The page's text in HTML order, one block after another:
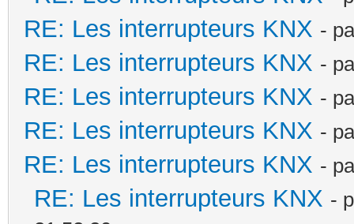
RE: Les interrupteurs KNX -
RE: Les interrupteurs KNX -
RE: Les interrupteurs KNX -
RE: Les interrupteurs KNX -
RE: Les interrupteurs KNX -
RE: Les interrupteurs KNX -